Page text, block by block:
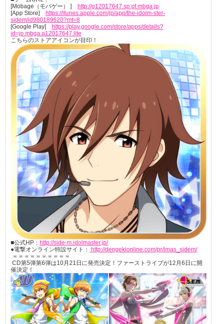
[Mobage（モバゲー） ] http://g12017647.sp.pf.mbga.jp
[App Store] https://itunes.apple.com/jp/app/the-idolm-ster-
sidem/id980189620?mt=8
[Google Play] https://play.google.com/store/apps/details?
id=jp.mbga.a12017647.lite
こちらのストアアイコンが目印！
■公式HP： http://side-m.idolmaster.jp/
●電撃オンライン特設サイト：
http://dengekionline.com/pr/imas_sidem/
＝＝＝＝＝＝＝＝＝＝
CD第5弾第6弾は10月21日に発売決定！ファーストライブが12月6日に開
催決定！